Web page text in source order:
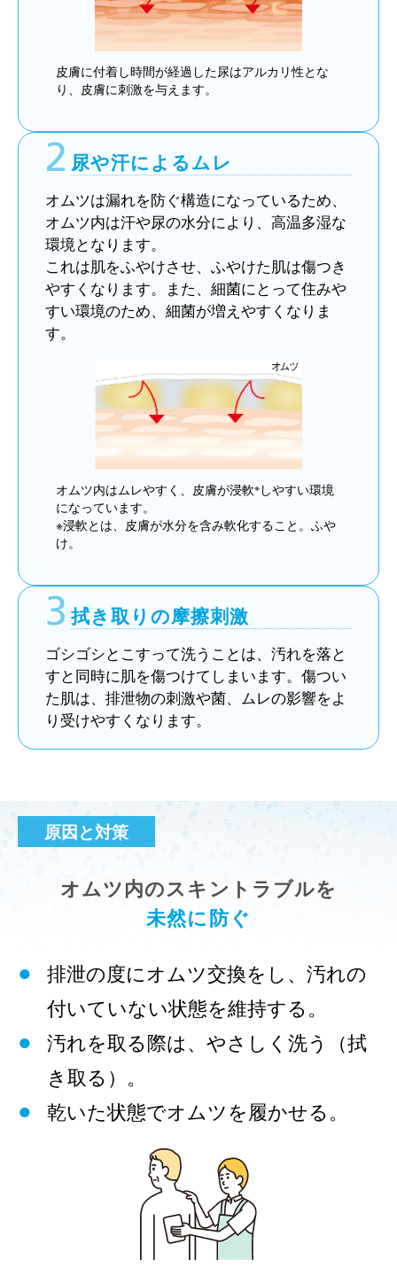
皮膚に付着し時間が経過した尿はアルカリ性とな
り、皮膚に刺激を与えます。
2 尿や汗によるムレ
オムツは漏れを防ぐ構造になっているため、
オムツ内は汗や尿の水分により、高温多湿な
環境となります。
これは肌をふやけさせ、ふやけた肌は傷つき
やすくなります。また、細菌にとって住みや
すい環境のため、細菌が増えやすくなりま
す。
オムツ内はムレやすく、皮膚が浸軟※ しやすい環境
になっています。
※浸軟とは、皮膚が水分を含み軟化すること。ふや
け。
3 拭き取りの摩擦刺激
ゴシゴシとこすって洗うことは、汚れを落と
すと同時に肌を傷つけてしまいます。傷つい
た肌は、排泄物の刺激や菌、ムレの影響をよ
り受けやすくなります。
原因と対策
オムツ内のスキントラブルを
未然に防ぐ
排泄の度にオムツ交換をし、汚れの
付いていない状態を維持する。
汚れを取る際は、やさしく洗う（拭
き取る）。
乾いた状態でオムツを履かせる。